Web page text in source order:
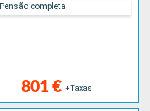
801 € +Taxas
Pensão completa